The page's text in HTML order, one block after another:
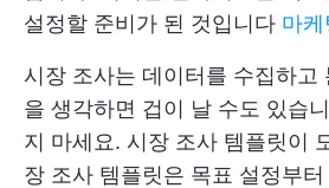
설정할 준비가 된 것입니다 마케
시장 조사는 데이터를 수집하고
을 생각하면 겁이 날 수도 있습
지 마세요. 시장 조사 템플릿이
장 조사 템플릿은 목표 설정부